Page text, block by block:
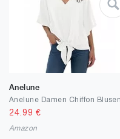
Anelune
24.99 €
Amazon